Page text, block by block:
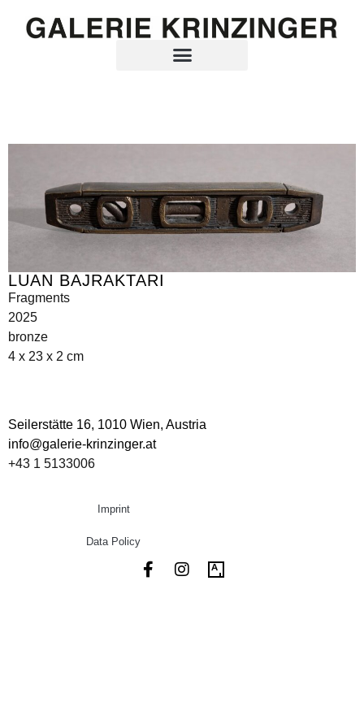
LUAN BAJRAKTARI
Fragments
2025
bronze
4 x 23 x 2 cm
Seilerstätte 16, 1010 Wien, Austria
info@galerie-krinzinger.at
+43 1 5133006
Imprint
Data Policy